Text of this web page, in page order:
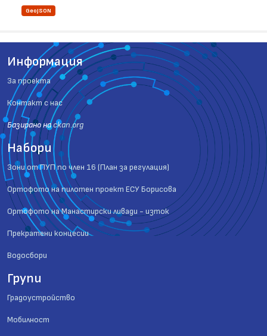
GeoJSON
Информация
За проекта
Контакт с нас
Базиранo наckan.org
Набори
Зони от ПУП по член 16 (План за регулация)
Ортофото на пилотен проект ЕСУ Борисова
Ортофото на Манастирски ливади - изток
Прекратени концесии
Водосбори
Групи
Градоустройство
Мобилност